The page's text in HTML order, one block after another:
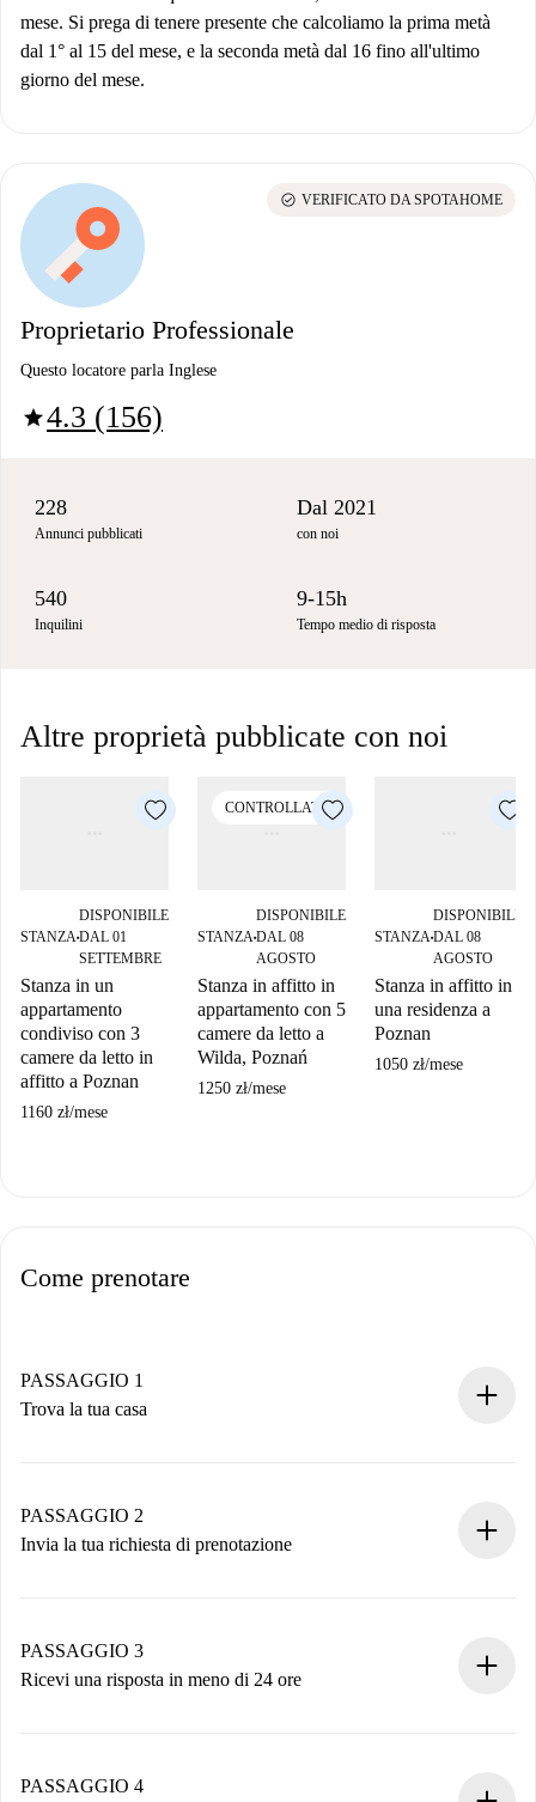
mese. Si prega di tenere presente che calcoliamo la prima metà
dal 1° al 15 del mese, e la seconda metà dal 16 fino all'ultimo
giorno del mese.
Proprietario Professionale
Questo locatore parla Inglese
star4.3 (156)
check_circle VERIFICATO DA SPOTAHOME
228
Annunci pubblicati
Dal 2021
con noi
540
Inquilini
9-15h
Tempo medio di risposta
Altre proprietà pubblicate con noi
STANZA■
DISPONIBILE
DAL 01
SETTEMBRE
Stanza in un
appartamento
condiviso con 3
camere da letto in
affitto a Poznan
1160 zł/mese
CONTROLLATO
STANZA■
DISPONIBILE
DAL 08
AGOSTO
Stanza in affitto in
appartamento con 5
camere da letto a
Wilda, Poznań
1250 zł/mese
STANZA■
DISPONIBILE
DAL 08
AGOSTO
Stanza in affitto in
una residenza a
Poznan
1050 zł/mese
Come prenotare
PASSAGGIO 1
Trova la tua casa
Hai tutte le informazioni necessarie in anticipo.
PASSAGGIO 2
Invia la tua richiesta di prenotazione
non accetta.
PASSAGGIO 3
Ricevi una risposta in meno di 24 ore
contatto con il proprietario.
PASSAGGIO 4